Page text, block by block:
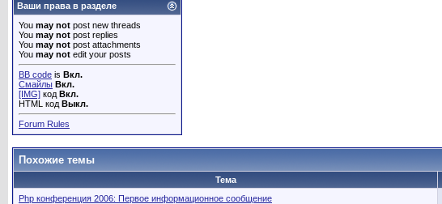
Ваши права в разделе
You may not post new threads
You may not post replies
You may not post attachments
You may not edit your posts
BB code is Вкл.
Смайлы Вкл.
[IMG] код Вкл.
HTML код Выкл.
Forum Rules
Похожие темы
Тема
Php конференция 2006: Первое информационное сообщение